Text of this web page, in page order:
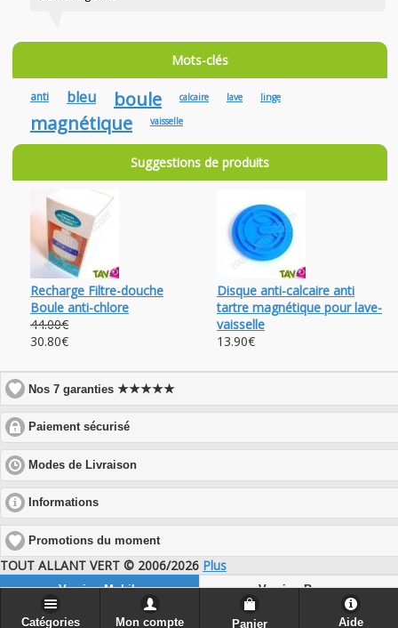
Mots-clés
anti bleu boule calcaire lave linge
magnétique vaisselle
Suggestions de produits
Recharge Filtre-douche
Boule anti-chlore
44.00€
30.80€
Disque anti-calcaire anti
tartre magnétique pour lave-
vaisselle
13.90€
Nos 7 garanties★★★★★
Paiement sécurisé
to
expand
Modes de Livraison
to
contents
Informations
to
expand
Promotions du moment
TOUT ALLANT VERT © 2006/2026 Plus
Version Mobile Version Bureau
Catégories Mon compte Panier Aide